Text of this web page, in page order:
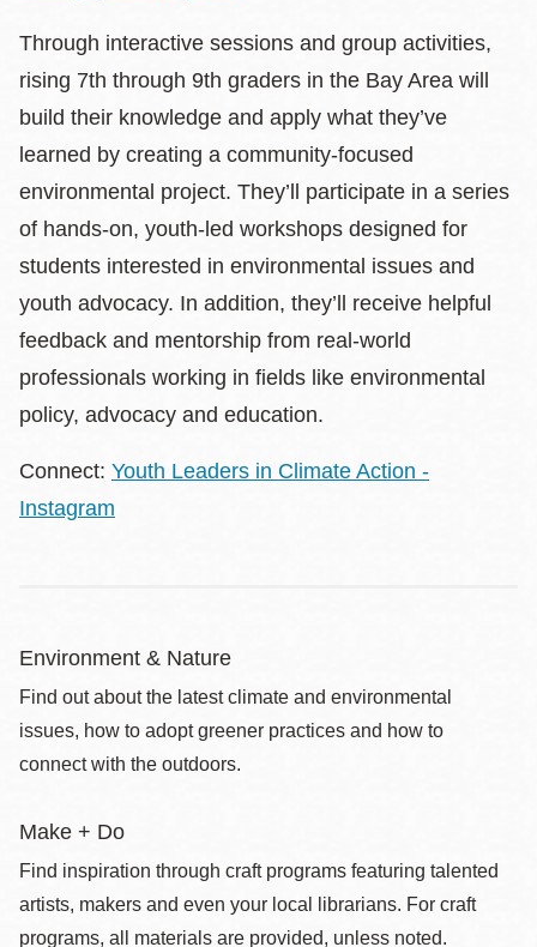
Through interactive sessions and group activities,
rising 7th through 9th graders in the Bay Area will
build their knowledge and apply what they’ve
learned by creating a community-focused
environmental project. They’ll participate in a series
of hands-on, youth-led workshops designed for
students interested in environmental issues and
youth advocacy. In addition, they’ll receive helpful
feedback and mentorship from real-world
professionals working in fields like environmental
policy, advocacy and education.
Connect: Youth Leaders in Climate Action -
Instagram
Environment & Nature
Find out about the latest climate and environmental
issues, how to adopt greener practices and how to
connect with the outdoors.
Make + Do
Find inspiration through craft programs featuring talented
artists, makers and even your local librarians. For craft
programs, all materials are provided, unless noted.